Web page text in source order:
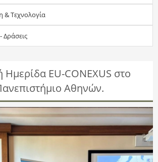
ή
τ
σ
η
ς
& Τεχνολογία
Ημερίδα EU-CONEXUS στο
Αθηνών.